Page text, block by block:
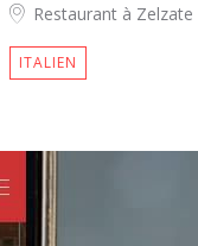
Restaurant à Zelzate
ITALIEN